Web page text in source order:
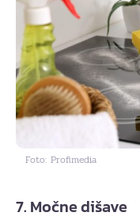
Foto: Profimedia
7. Močne dišave